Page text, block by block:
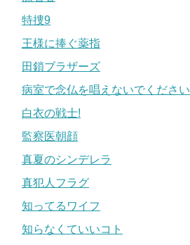
特捜9
王様に捧ぐ薬指
田鎖ブラザーズ
病室で念仏を唱えないでください
白衣の戦士!
監察医朝顔
真夏のシンデレラ
真犯人フラグ
知ってるワイフ
知らなくていいコト